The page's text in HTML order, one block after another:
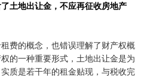
土地出让金，不应再征收房地产
费的概念，也错误理解了财产权概
的一种重要形式，土地出让金是为
质是若干年的租金贴现，与税收完